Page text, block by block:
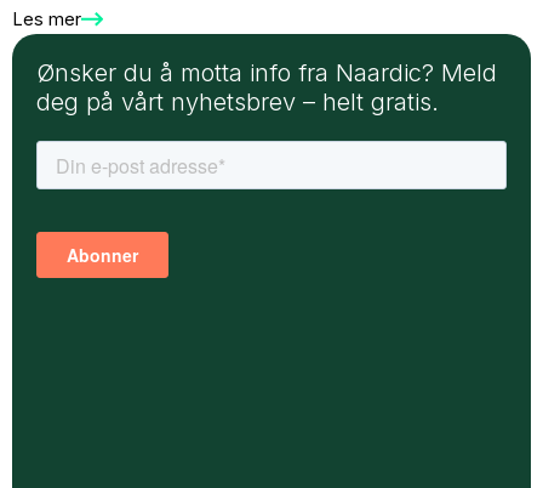
Les mer
Ønsker du å motta info fra Naardic? Meld
deg på vårt nyhetsbrev – helt gratis.